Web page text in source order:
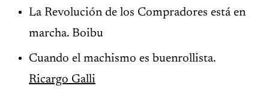
La Revolución de los Compradores está en
marcha. Boibu
Cuando el machismo es buenrollista.
Ricargo Galli